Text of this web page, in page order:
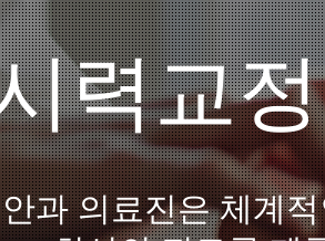
력교
과 의료진은 체계